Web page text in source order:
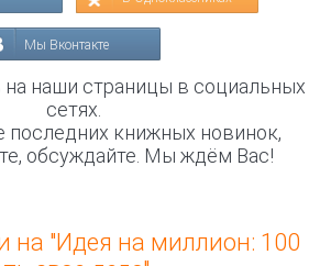
Мы Вконтакте
наши страницы в социальных
сетях.
последних книжных новинок,
обсуждайте. Мы ждём Вас!
на "Идея на миллион: 100